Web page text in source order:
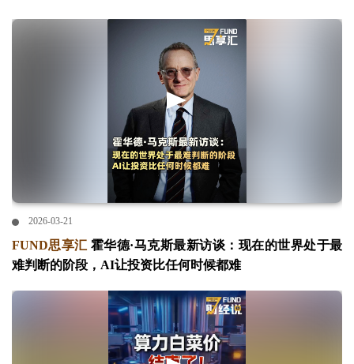
2026-03-21
FUND思享汇 霍华德·马克斯最新访谈：现在的世界处于最
难判断的阶段，AI让投资比任何时候都难